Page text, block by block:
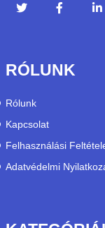
RÓLUNK
Rólunk
Kapcsolat
Felhasználási
Adatvédelmi